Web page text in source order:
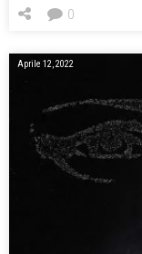
0
Aprile 12, 2022